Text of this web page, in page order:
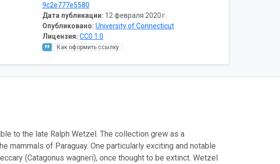
9c2e777e5580
Дата публикации: 12 февраля 2020 г.
Опубликовано: University of Connecticut
Лицензия: CC0 1.0
Как оформить ссылку
to the late Ralph Wetzel. The collection grew as a
mammals of Paraguay. One particularly exciting and notable
(Catagonus wagneri), once thought to be extinct. Wetzel